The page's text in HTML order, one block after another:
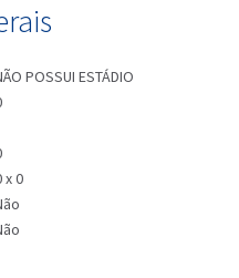
POSSUI ESTÁDIO
x 0